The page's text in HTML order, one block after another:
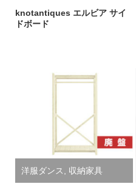
knotantiques エルビア サイ
ドボード
洋服ダンス, 収納家具